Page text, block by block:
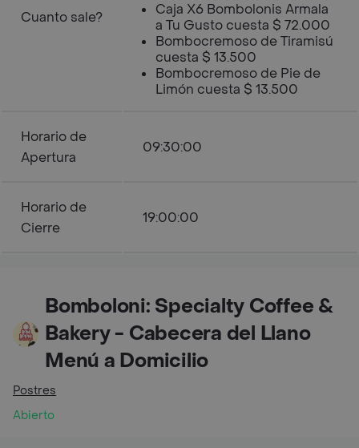
Cuanto sale?
Caja X6 Bombolonis Armala
a Tu Gusto cuesta $ 72.000
Bombocremoso de Tiramisú
cuesta $ 13.500
Bombocremoso de Pie de
Limón cuesta $ 13.500
Horario de
Apertura
09:30:00
Horario de
Cierre
19:00:00
Bomboloni: Specialty Coffee &
Bakery - Cabecera del Llano
Menú a Domicilio
Postres
Abierto